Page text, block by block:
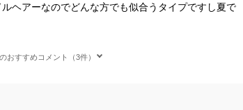
ヘアーなのでどんな方でも似合うタイプですし夏で
おすすめコメント（3件）